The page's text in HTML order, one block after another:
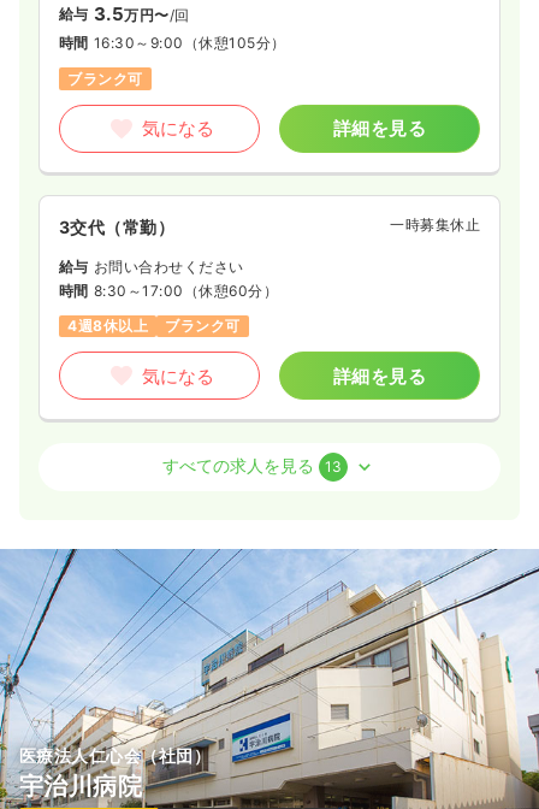
給与 3.5万円〜/回
時間 16:30～9:00 （休憩105分）
ブランク可
気になる 詳細を見る
3交代（常勤） 一時募集休止
給与 お問い合わせください
時間 8:30～17:00 （休憩60分）
4週8休以上
ブランク可
気になる 詳細を見る
給与 31.2万円 /月 賞与3.2ヶ月
※経験15年の例
8:30～17:00（休憩60分）
月給32万円以上可
気になる 詳細を見る
訪問看護正看護師 一般病院
すべての求人を見る 13
医療法人仁心会（社団）
宇治川病院